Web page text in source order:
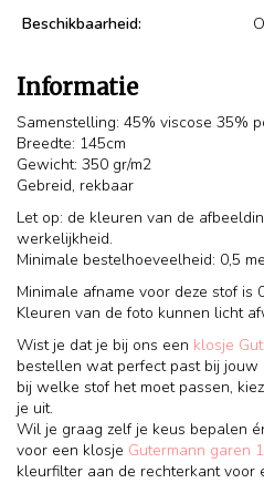
Beschikbaarheid:
Informatie
Samenstelling: 45% viscose 35%
Breedte: 145cm
Gewicht: 350 gr/m2
Gebreid, rekbaar
Let op: de kleuren van de
werkelijkheid.
Minimale bestelhoeveelheid: 0,5
Minimale afname voor deze stof is
Kleuren van de foto kunnen licht
Wist je dat je bij ons een klosje
bestellen wat perfect past bij
bij welke stof het moet passen,
je uit.
Wil je graag zelf je keus bepalen
voor een klosje Gutermann garen
kleurfilter aan de rechterkant voor